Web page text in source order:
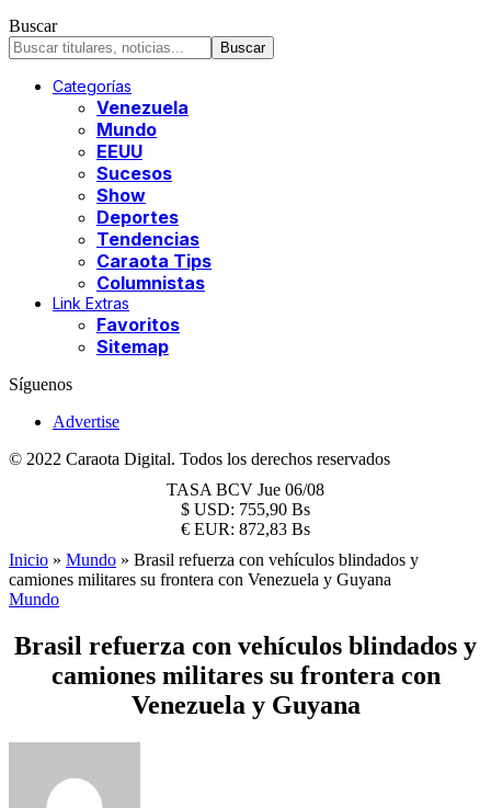
Buscar
Categorías
Venezuela
Mundo
EEUU
Sucesos
Show
Deportes
Tendencias
Caraota Tips
Columnistas
Link Extras
Favoritos
Sitemap
Síguenos
Advertise
© 2022 Caraota Digital. Todos los derechos reservados
TASA BCV Jue 06/08
$ USD: 755,90 Bs
€ EUR: 872,83 Bs
Inicio » Mundo » Brasil refuerza con vehículos blindados y
camiones militares su frontera con Venezuela y Guyana
Mundo
Brasil refuerza con vehículos blindados y
camiones militares su frontera con
Venezuela y Guyana